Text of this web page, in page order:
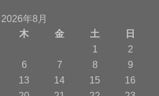
2026年8月
木 金 土
日
1
2
6 7 8
9
13 14 15
16